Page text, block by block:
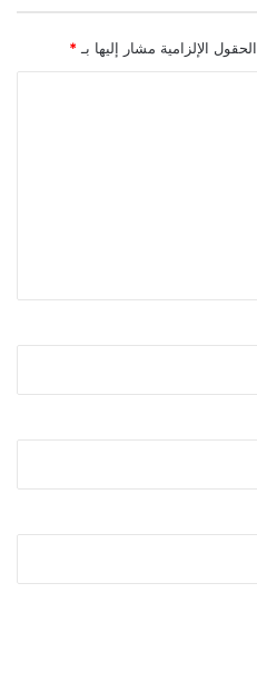
الحقول الإلزامية مشار إليها بـ *